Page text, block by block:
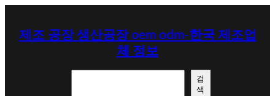
제조 공장 생산공장 oem odm-한국 제조업
체 정보
검
색